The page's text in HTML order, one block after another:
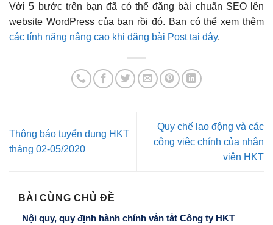
Với 5 bước trên bạn đã có thể đăng bài chuẩn SEO lên
website WordPress của bạn rồi đó. Bạn có thể xem thêm
các tính năng nâng cao khi đăng bài Post tại đây.
Thông báo tuyển dụng HKT
tháng 02-05/2020
Quy chế lao động và các
công việc chính của nhân
viên HKT
BÀI CÙNG CHỦ ĐỀ
Nội quy, quy định hành chính vắn tắt Công ty HKT